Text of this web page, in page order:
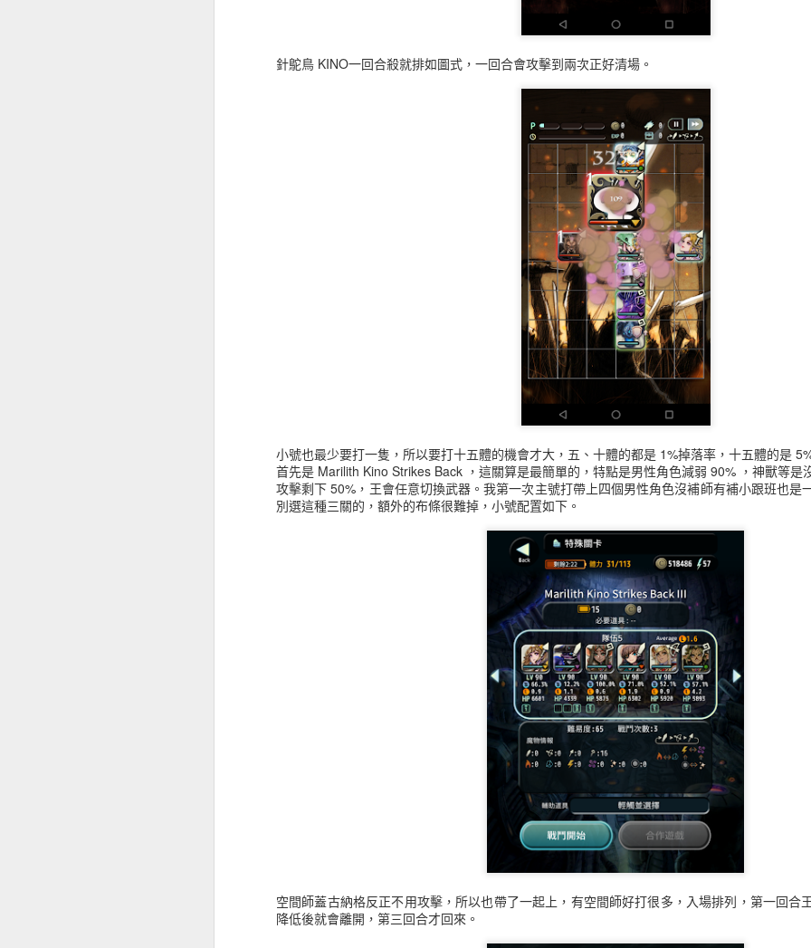
針鴕鳥 KINO一回合殺就排如圖式，一回合會攻擊到兩次正好清場。
小號也最少要打一隻，所以要打十五體的機會才大，五、十體的都是 1%掉落率，十五體的是
首先是 Marilith Kino Strikes Back ，這關算是最簡單的，特點是男性角色減弱 90% ，神獸等是
攻擊剩下 50%，王會任意切換武器。我第一次主號打帶上四個男性角色沒補師有補小跟班也是
別選這種三關的，額外的布條很難掉，小號配置如下。
空間師蓋古納格反正不用攻擊，所以也帶了一起上，有空間師好打很多，入場排列，第一回合
降低後就會離開，第三回合才回來。
以前也是非常困難的大海怪 KINO (Kraken Kino)，只有劍職可以有效打王，其他物理10%，魔法
怪會幫王補血，還會呼叫小小怪，殺掉任意一小怪會彼此復活，要同時殺掉才行。沒清掉小怪、
擊。
攻擊。跟羽翼獸 HIME (8-Bit Orbling)一樣，算好王的攻擊模式，麻痺的時候躲開，先殺死小怪
妖跟浪人 朔的即死招數殺小怪很有用，慢慢打就能打贏。